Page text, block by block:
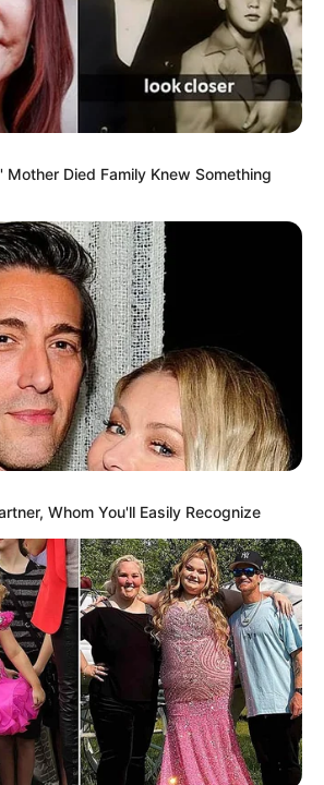
Died Family Knew Something
Whom You'll Easily Recognize